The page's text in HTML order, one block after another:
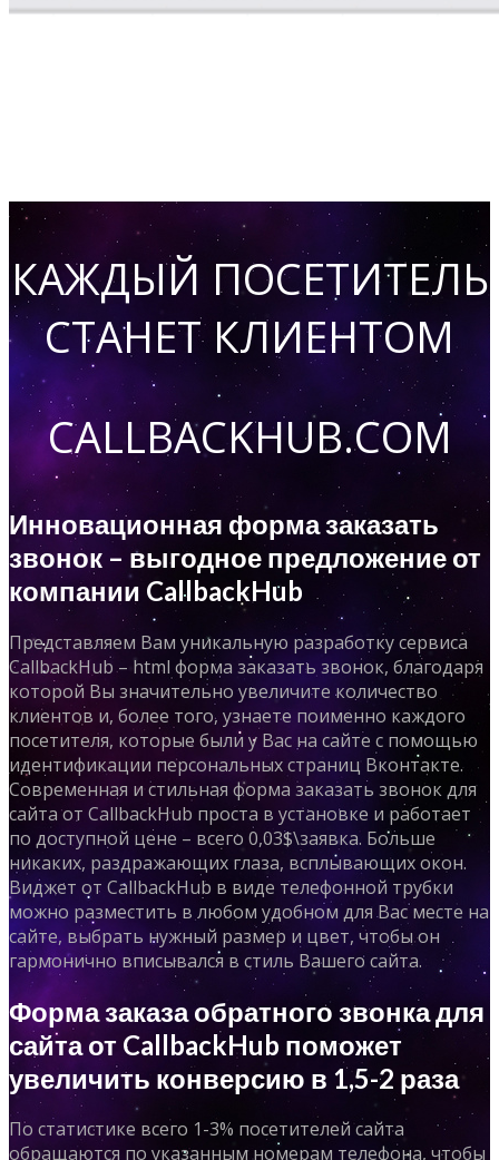
КАЖДЫЙ ПОСЕТИТЕЛЬ
СТАНЕТ КЛИЕНТОМ
CALLBACKHUB.COM
Инновационная форма заказать
звонок – выгодное предложение от
компании CallbackHub
Представляем Вам уникальную разработку сервиса
CallbackHub – html форма заказать звонок, благодаря
которой Вы значительно увеличите количество
клиентов и, более того, узнаете поименно каждого
посетителя, которые были у Вас на сайте с помощью
идентификации персональных страниц Вконтакте.
Современная и стильная форма заказать звонок для
сайта от CallbackHub проста в установке и работает
по доступной цене – всего 0,03$\заявка. Больше
никаких, раздражающих глаза, всплывающих окон.
Виджет от CallbackHub в виде телефонной трубки
можно разместить в любом удобном для Вас месте на
сайте, выбрать нужный размер и цвет, чтобы он
гармонично вписывался в стиль Вашего сайта.
Форма заказа обратного звонка для
сайта от CallbackHub поможет
увеличить конверсию в 1,5-2 раза
По статистике всего 1-3% посетителей сайта
обращаются по указанным номерам телефона, чтобы